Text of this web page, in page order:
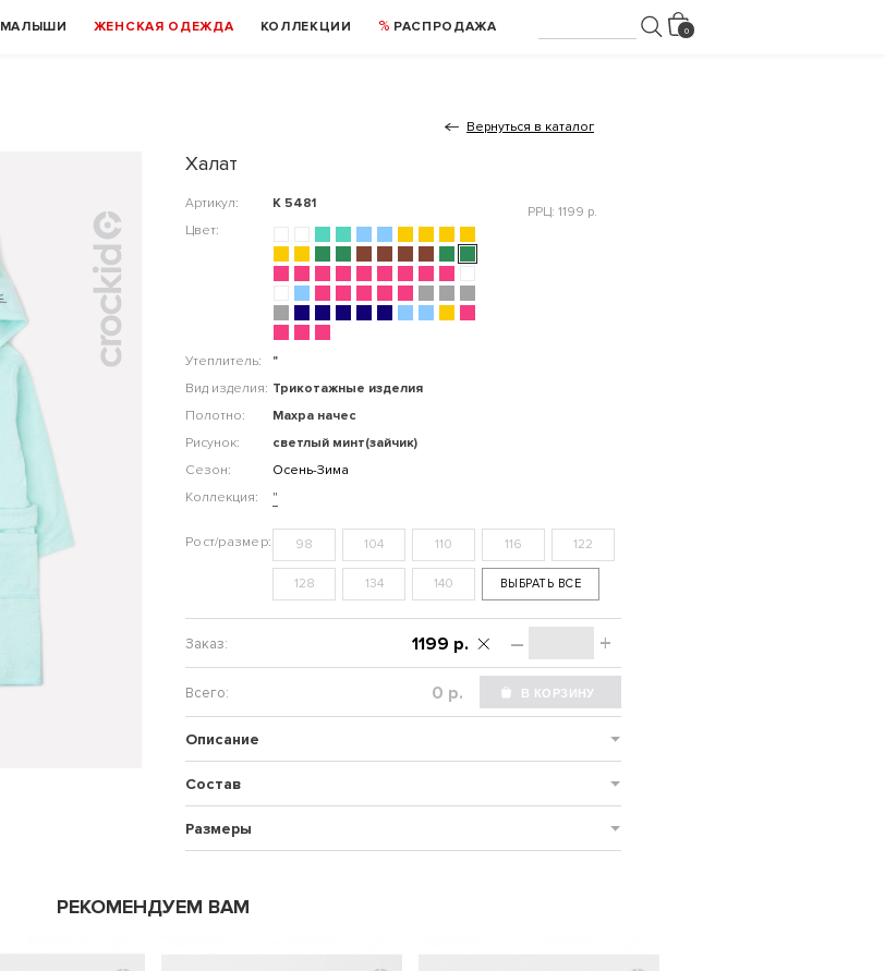
МАЛЫШИ ЖЕНСКАЯ ОДЕЖДА КОЛЛЕКЦИИ РАСПРОДАЖА
Вернуться в каталог
Халат
Артикул:
К 5481
Цвет:
Утеплитель:
"
Вид изделия: Трикотажные изделия
Полотно:
Махра начес
Рисунок:
светлый минт(зайчик)
Сезон:
Осень-Зима
Коллекция:
"
РРЦ: 1199 р.
98 104 110 116 122
128 134 140 ВЫБРАТЬ ВСЕ
– +
1199 р.
р.
Описание
Состав
Размеры
РЕКОМЕНДУЕМ ВАМ